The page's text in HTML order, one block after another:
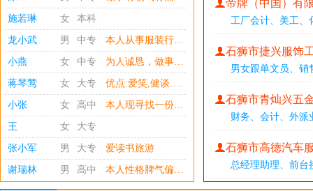
施若琳 女 本科
龙小武 男 中专 本人从事服装行业20余年，责任心强，计划统筹性强，对数据敏锐，处事果断，协调能力强。台资企业担任生管7年，担任服装生产厂长、生产副总10余年。总结出企业管理以制度为本，计划为纲要，预防为主要，处理为根本。深知企业文化的重要性，团队合作的执行力度性，生产以成本控制为主，实行精益管理（1）2026年在泉州婧宸纺织科技有限公司担任服装厂长，合理开发外协工厂，精益管理，提高生产利润（2）2014-2025年担任润峰织染有限公司服装部厂长，合理安排服装生产计划，降低成本开支，节流开源，实行精益管理，使公司业绩利润原定任务400万提升到1500万（3）2011-2013年在石狮都市王牌贸易公司担任生产副总
小燕 女 中专 为人诚恳，做事认真，有较强的责任心和团结合作精神 思维敏捷，适应性强 本人性格开朗，易于相处。 整套内账处理，成本核算，费用审核与管控。 有着较强的沟通协调和统筹能力，能从财务方面为公司的发展提供出准确的建议见解。
蒋琴莺 女 大专 优点:爱笑,健谈.有较敏锐的洞察力,对鞋服等时尚有自己的审美品味.对色彩感知力较为细腻,做事喜欢有效率,不喜欢拖拉.爱交朋友,有义气,勇于认错.懂得感恩.喜欢小朋友. 缺点:脾气有时候比较冲,有话直说型,有时候比较容易得罪人. 本人性格活泼,主动性强.相信我，你就对了。话泼出去太多，没有实力也是一滩废水。千里马也得有伯乐识得，美玉也得精雕。在工作中不断突破，不断创新，用心做事，用成绩表明。
小张 女 高中 本人现寻找一份稳定发展的工作，为节约精力时间，请务必看清楚本人的工作经验是否符合你们的要求以及待遇是否符合本人的要求再联系！本人是一个文静的人，在思想上，为人正直，稳定、谦虚。事业心、进取心强，能设身处地为他人着想，热爱集体。在工作上，积极肯干，责任心强，细心，在生活上，有良好的日常生活习惯，团结、关心、帮助朋友并与他们融洽沟通，适应性较强。
王 女 大专
张小军 男 大专 爱读书旅游
谢瑞林 男 高中 本人性格脾气偏急型，讲话语调偏高，能吃苦耐劳，责任心强，重视团队合作精神，不达目标不松懈，服从上级安排，办事主动，工作中以事情为导向，不记个人因素，与人交往相对和睦.对服装生产运作流程比较熟悉，从最基础车工，检验到理单，外协跟单 生产主管，厂长都有多年的在岗经验.
帝牌（中国）有
工厂会计 美工
石狮市捷兴服饰
男女跟单文员 销
石狮市青灿兴五
财务 会计 外派
石狮市高德汽车
总经理助理 前台